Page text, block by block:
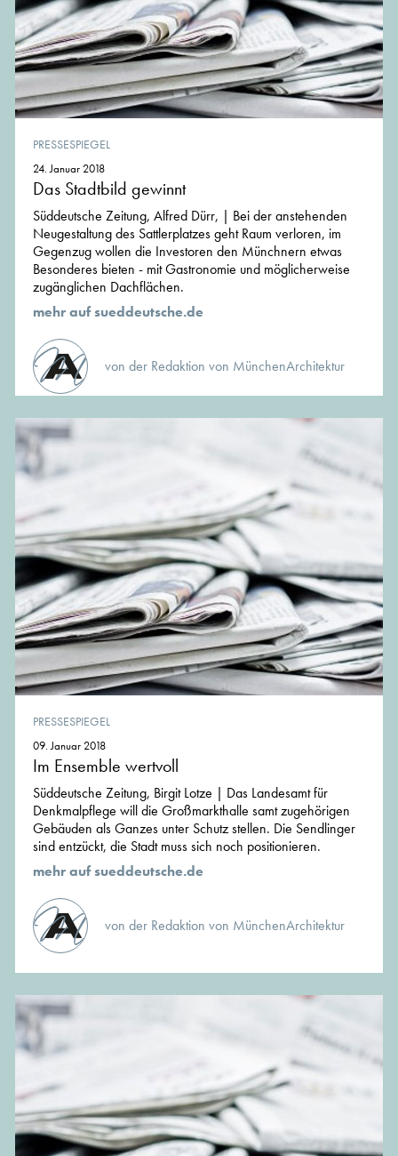
PRESSESPIEGEL
24. Januar 2018
Das Stadtbild gewinnt
Süddeutsche Zeitung, Alfred Dürr, | Bei der anstehenden
Neugestaltung des Sattlerplatzes geht Raum verloren, im
Gegenzug wollen die Investoren den Münchnern etwas
Besonderes bieten - mit Gastronomie und möglicherweise
zugänglichen Dachflächen.
mehr auf sueddeutsche.de
von der Redaktion von MünchenArchitektur
PRESSESPIEGEL
09. Januar 2018
Im Ensemble wertvoll
Süddeutsche Zeitung, Birgit Lotze | Das Landesamt für
Denkmalpflege will die Großmarkthalle samt zugehörigen
Gebäuden als Ganzes unter Schutz stellen. Die Sendlinger
sind entzückt, die Stadt muss sich noch positionieren.
mehr auf sueddeutsche.de
von der Redaktion von MünchenArchitektur